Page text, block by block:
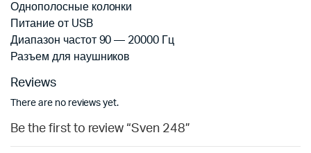
Однополосные колонки
Питание от USB
Диапазон частот 90 — 20000 Гц
Разъем для наушников
Reviews
There are no reviews yet.
Be the first to review “Sven 248”